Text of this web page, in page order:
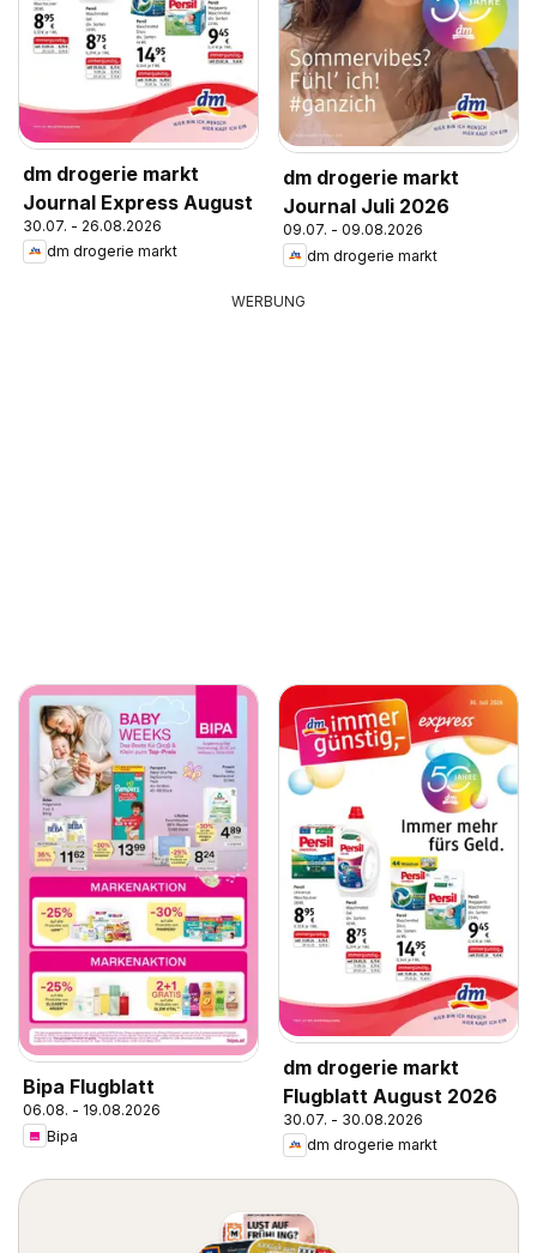
dm drogerie markt
Journal Express August
30.07. - 26.08.2026
dm drogerie markt
dm drogerie markt
Journal Juli 2026
09.07. - 09.08.2026
dm drogerie markt
WERBUNG
Bipa Flugblatt
06.08. - 19.08.2026
Bipa
dm drogerie markt
Flugblatt August 2026
30.07. - 30.08.2026
dm drogerie markt